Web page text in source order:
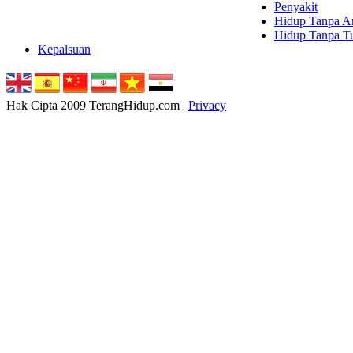
Penyakit
Hidup Tanpa
Hidup Tanpa
Kepalsuan
Hak Cipta 2009 TerangHidup.com | Privacy